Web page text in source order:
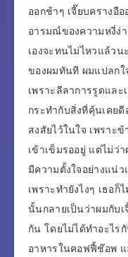
ออกช้าๆ เจี๊ยบครางอื
อารมณ์ของความหงี่ง่
เองจะทนไม่ไหวแล้วน
ของผมทันที ผมแปลกใ
เพราะลีลาการรูดแล
กระทำกับสิ่งที่คุ้นเคย
สงสัยไว้ในใจ เพราะ
เข้าเข็มรออยู่ แต่ไม่ว่
มีความตั้งใจอย่างแน่
เพราะทำยังไงๆ เธอ
นั้นกลายเป็นว่าผมกับ
กัน โดยไม่ได้ทำอะไร
อาหารในคอฟฟี้ช๊อพ